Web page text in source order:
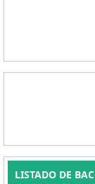
LISTADO DE